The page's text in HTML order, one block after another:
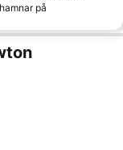
på